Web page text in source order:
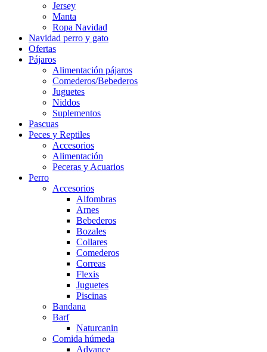
Jersey
Manta
Ropa Navidad
Navidad perro y gato
Ofertas
Pájaros
Alimentación pájaros
Comederos/Bebederos
Juguetes
Niddos
Suplementos
Pascuas
Peces y Reptiles
Accesorios
Alimentación
Peceras y Acuarios
Perro
Accesorios
Alfombras
Arnes
Bebederos
Bozales
Collares
Comederos
Correas
Flexis
Juguetes
Piscinas
Bandana
Barf
Naturcanin
Comida húmeda
Advance